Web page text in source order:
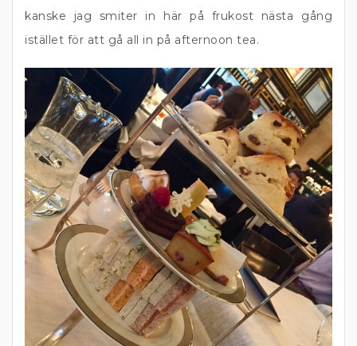
kanske jag smiter in här på frukost nästa gång
istället för att gå all in på afternoon tea.